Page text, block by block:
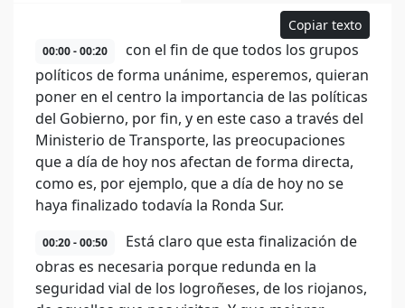
Copiar texto
00:00 - 00:20
con el fin de que todos los grupos
políticos de forma unánime, esperemos, quieran
poner en el centro la importancia de las políticas
del Gobierno, por fin, y en este caso a través del
Ministerio de Transporte, las preocupaciones
que a día de hoy nos afectan de forma directa,
como es, por ejemplo, que a día de hoy no se
haya finalizado todavía la Ronda Sur.
00:20 - 00:50
Está claro que esta finalización de
obras es necesaria porque redunda en la
seguridad vial de los logroñeses, de los riojanos,